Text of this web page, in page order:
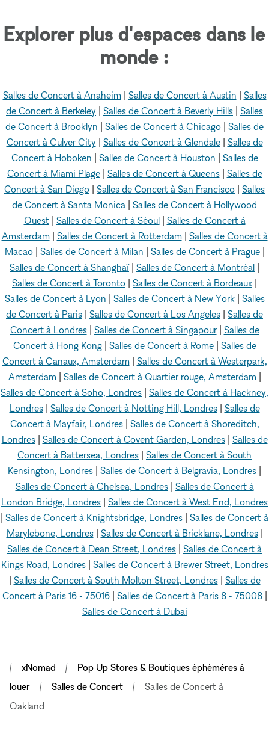
Explorer plus d'espaces dans le
monde :
Salles de Concert à Anaheim| Salles de Concert à Austin
Salles
de Concert à Berkeley
Salles de Concert à Beverly Hills Salles
de Concert à Brooklyn
Salles de Concert à Chicago Salles de
Concert à Culver City
Salles de Concert à Glendale| Salles de
Concert à Hoboken
Salles de Concert à Houston
Salles de
Concert à Miami Plage| Salles de Concert à Queens| Salles de
Concert à San Diego Salles de Concert à San Francisco Salles
de Concert à Santa Monica Salles de Concert à Hollywood
Ouest| Salles de Concert à Séoul| Salles de Concert à
Amsterdam| Salles de Concert à Rotterdam| Salles de Concert à
Macao| Salles de Concert à Milan Salles de Concert à Prague|
Salles de Concert à Shanghaï| Salles de Concert à Montréal
Salles de Concert à Toronto Salles de Concert à Bordeaux
Salles de Concert à Lyon
Salles de Concert à New York| Salles
de Concert à Paris Salles de Concert à Los Angeles Salles de
Concert à Londres| Salles de Concert à Singapour| Salles de
Concert à Hong Kong| Salles de Concert à Rome| Salles de
Concert à Canaux, Amsterdam| Salles de Concert à Westerpark,
Amsterdam| Salles de Concert à Quartier rouge, Amsterdam|
Salles de Concert à Soho, Londres Salles de Concert à Hackney,
Londres| Salles de Concert à Notting Hill, Londres| Salles de
Concert à Mayfair, Londres| Salles de Concert à Shoreditch,
Londres| Salles de Concert à Covent Garden, Londres| Salles de
Concert à Battersea, Londres Salles de Concert à South
Kensington, Londres Salles de Concert à Belgravia, Londres
Salles de Concert à Chelsea, Londres| Salles de Concert à
London Bridge, Londres Salles de Concert à West End, Londres
Salles de Concert à Knightsbridge, Londres Salles de Concert à
Marylebone, Londres| Salles de Concert à Bricklane, Londres|
Salles de Concert à Dean Street, Londres Salles de Concert à
Kings Road, Londres| Salles de Concert à Brewer Street, Londres
Salles de Concert à South Molton Street, Londres| Salles de
Concert à Paris 16 - 75016| Salles de Concert à Paris 8 - 75008|
Salles de Concert à Dubai
xNomad
Pop Up Stores & Boutiques éphémères à
louer
Salles de Concert
Salles de Concert à
Oakland